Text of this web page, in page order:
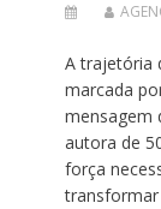
A trajetória
marcada
mensagem
autora de
força
transformar